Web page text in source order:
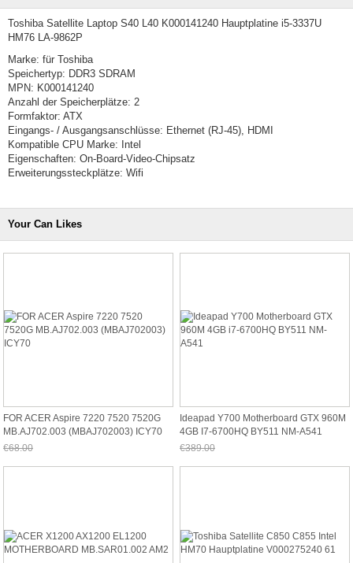
Toshiba Satellite Laptop S40 L40 K000141240 Hauptplatine i5-3337U
HM76 LA-9862P
Marke: für Toshiba
Speichertyp: DDR3 SDRAM
MPN: K000141240
Anzahl der Speicherplätze: 2
Formfaktor: ATX
Eingangs- / Ausgangsanschlüsse: Ethernet (RJ-45), HDMI
Kompatible CPU Marke: Intel
Eigenschaften: On-Board-Video-Chipsatz
Erweiterungssteckplätze: Wifi
Your Can Likes
FOR ACER Aspire 7220 7520 7520G
MB.AJ702.003 (MBAJ702003) ICY70
€68.00
Ideapad Y700 Motherboard GTX 960M
4GB I7-6700HQ BY511 NM-A541
€389.00